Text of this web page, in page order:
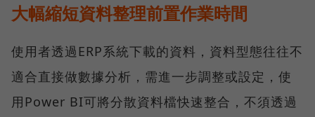
大幅縮短資料整理前置作業時間
使用者透過ERP系統下載的資料，資料型態往往不
適合直接做數據分析，需進一步調整或設定，使
用Power BI可將分散資料檔快速整合，不須透過